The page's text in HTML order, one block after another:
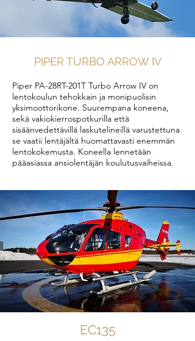
PIPER TURBO ARROW IV
Piper PA-28RT-201T Turbo Arrow IV on
lentokoulun tehokkain ja monipuolisin
yksimoottorikone. Suurempana koneena,
sekä vakiokierrospotkurilla että
sisäänvedettävillä laskutelineillä varustettuna
se vaatii lentäjältä huomattavasti enemmän
lentokokemusta. Koneella lennetään
pääasiassa ansiolentäjän koulutusvaiheissa.
EC135